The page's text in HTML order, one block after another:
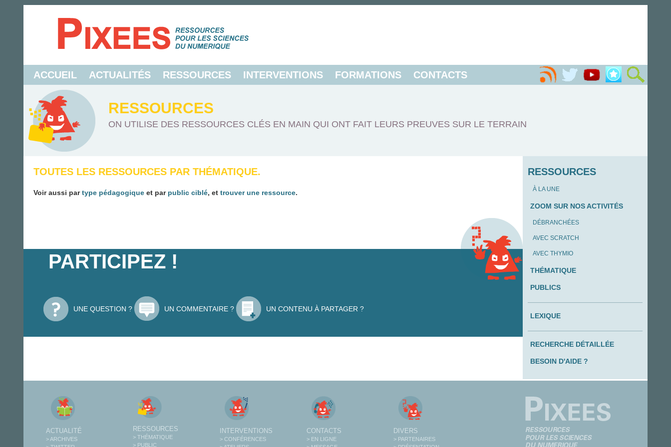
ACCUEIL ACTUALITÉS RESSOURCES INTERVENTIONS FORMATIONS CONTACTS
RESSOURCES
ON UTILISE DES RESSOURCES CLÉS EN MAIN QUI ONT FAIT LEURS PREUVES SUR LE TERRAIN
TOUTES LES RESSOURCES PAR THÉMATIQUE.
Voir aussi partype pédagogique et par public ciblé, et trouver une ressource.
PARTICIPEZ !
UNE QUESTION ? UN COMMENTAIRE ? UN CONTENU À PARTAGER ?
RESSOURCES
À LA UNE
ZOOM SUR NOS ACTIVITÉS
DÉBRANCHÉES
AVEC SCRATCH
AVEC THYMIO
THÉMATIQUE
PUBLICS
LEXIQUE
RECHERCHE DÉTAILLÉE
BESOIN D'AIDE ?
ACTUALITÉ
> ARCHIVES
RESSOURCES
> THÉMATIQUE
> PUBLIC
INTERVENTIONS
> CONFÉRENCES
CONTACTS
> EN LIGNE
DIVERS
> PARTENAIRES